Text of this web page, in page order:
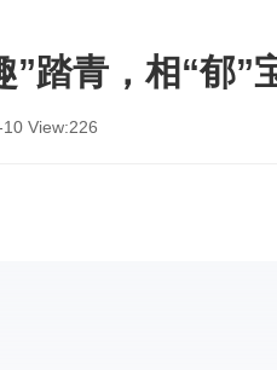
”踏青，相“郁”
10 View:226